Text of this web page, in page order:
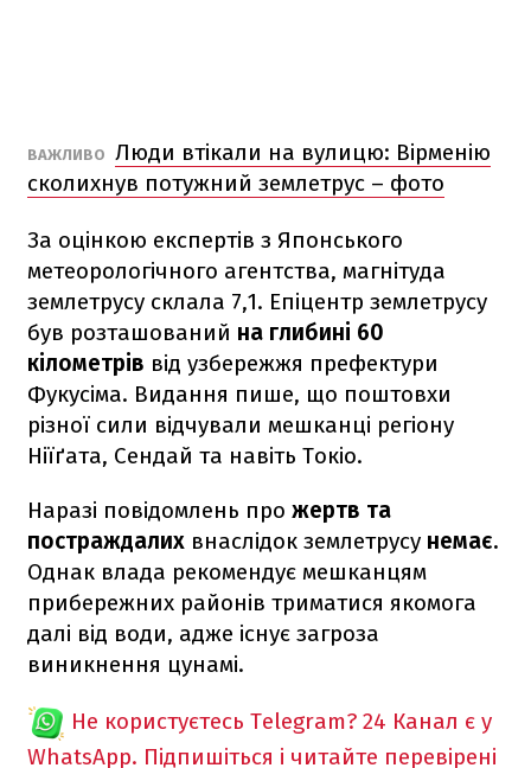
ВАЖЛИВО Люди втікали на вулицю: Вірменію
сколихнув потужний землетрус – фото
За оцінкою експертів з Японського
метеорологічного агентства, магнітуда
землетрусу склала 7,1. Епіцентр землетрусу
був розташований на глибині 60
кілометрів від узбережжя префектури
Фукусіма. Видання пише, що поштовхи
різної сили відчували мешканці регіону
Ніїґата, Сендай та навіть Токіо.
Наразі повідомлень про жертв та
постраждалих внаслідок землетрусу немає.
Однак влада рекомендує мешканцям
прибережних районів триматися якомога
далі від води, адже існує загроза
виникнення цунамі.
Не користуєтесь Telegram? 24 Канал є у
WhatsApp. Підпишіться і читайте перевірені